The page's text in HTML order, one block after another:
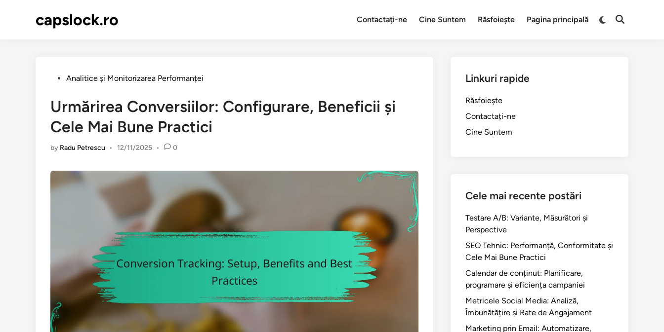
capslock.ro Contactați-ne Cine Suntem Răsfoiește Pagina principală
Switch
Open
PostedAnalitice și Monitorizarea Performanței
Urmărirea Conversiilor: Configurare, Beneficii și
Cele Mai Bune Practici
by Radu Petrescu • 12/11/2025 • 0
Linkuri rapide
Răsfoiește
Contactați-ne
Cine Suntem
Cele mai recente postări
Testare A/B: Variante, Măsurători și
Perspective
SEO Tehnic: Performanță, Conformitate și
Cele Mai Bune Practici
Calendar de conținut: Planificare,
programare și eficiența campaniei
Metricele Social Media: Analiză,
Îmbunătățire și Rate de Angajament
Marketing prin Email: Automatizare,